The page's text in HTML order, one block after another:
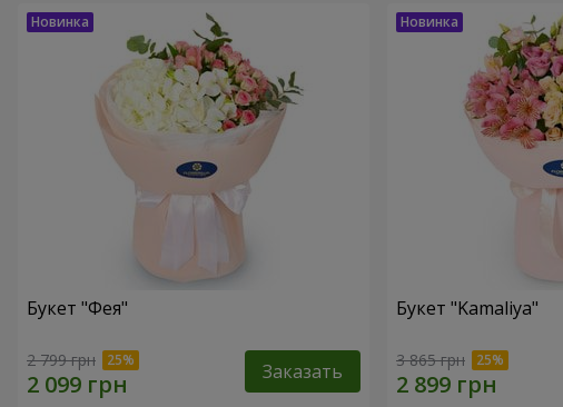
Букет "Фея"
2 799 грн Заказать
Букет "Kamaliya"
3 865 грн